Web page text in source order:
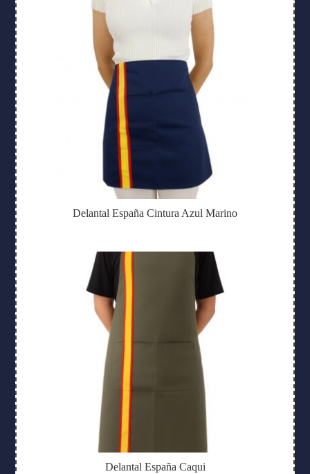
Delantal España Cintura Azul Marino
Delantal España Caqui